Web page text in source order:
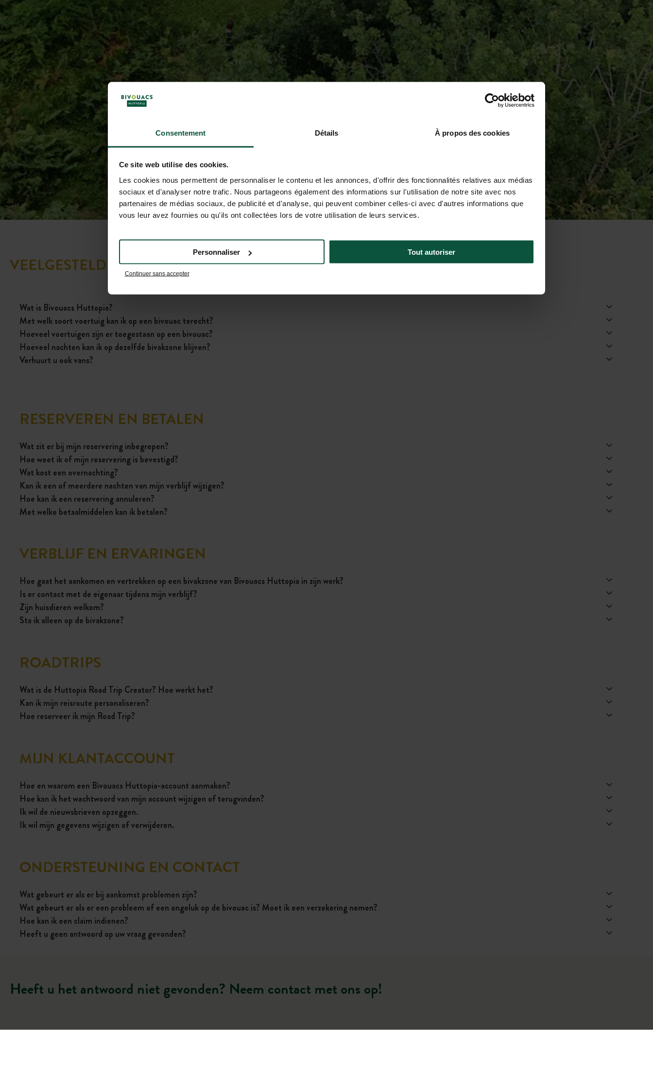
Consentement Détails À propos des cookies
Ce site web utilise des cookies.
Les cookies nous permettent de personnaliser le contenu et les annonces, d'offrir des fonctionnalités relatives aux médias
sociaux et d'analyser notre trafic. Nous partageons également des informations sur l'utilisation de notre site avec nos
partenaires de médias sociaux, de publicité et d'analyse, qui peuvent combiner celles-ci avec d'autres informations que
vous leur avez fournies ou qu'ils ont collectées lors de votre utilisation de leurs services.
Continuer sans accepter
Personnaliser Tout autoriser
VEELGESTELDE VRAGEN
Wat is Bivouacs Huttopia?
Met welk soort voertuig kan ik op een bivouac terecht?
Hoeveel voertuigen zijn er toegestaan op een bivouac?
Hoeveel nachten kan ik op dezelfde bivakzone blijven?
Verhuurt u ook vans?
RESERVEREN EN BETALEN
Wat zit er bij mijn reservering inbegrepen?
Hoe weet ik of mijn reservering is bevestigd?
Wat kost een overnachting?
Kan ik een of meerdere nachten van mijn verblijf wijzigen?
Hoe kan ik een reservering annuleren?
Met welke betaalmiddelen kan ik betalen?
VERBLIJF EN ERVARINGEN
Hoe gaat het aankomen en vertrekken op een bivakzone van Bivouacs Huttopia in zijn werk?
Is er contact met de eigenaar tijdens mijn verblijf?
Zijn huisdieren welkom?
Sta ik alleen op de bivakzone?
ROADTRIPS
Wat is de Huttopia Road Trip Creator? Hoe werkt het?
Kan ik mijn reisroute personaliseren?
Hoe reserveer ik mijn Road Trip?
MIJN KLANTACCOUNT
Hoe en waarom een Bivouacs Huttopia-account aanmaken?
Hoe kan ik het wachtwoord van mijn account wijzigen of terugvinden?
Ik wil de nieuwsbrieven opzeggen.
Ik wil mijn gegevens wijzigen of verwijderen.
ONDERSTEUNING EN CONTACT
Wat gebeurt er als er bij aankomst problemen zijn?
Wat gebeurt er als er een probleem of een ongeluk op de bivouac is? Moet ik een verzekering nemen?
Hoe kan ik een claim indienen?
Heeft u geen antwoord op uw vraag gevonden?
Heeft u het antwoord niet gevonden? Neem contact met ons op!
* *